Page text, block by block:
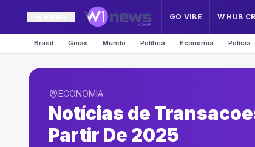
GO VIBE W HUB
Brasil Goiás Mundo Política Economia Polícia
ECONOMIA
Notícias de
Partir De 2025